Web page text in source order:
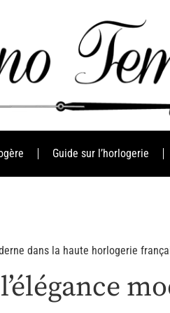
Guide sur l’horlogerie
dans la haute horlogerie